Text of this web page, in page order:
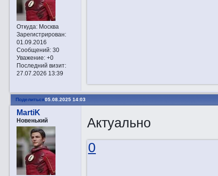
Откуда:Москва
Зарегистрирован:
01.09.2016
Сообщений:30
Уважение: +0
Последний визит:
27.07.2026 13:39
Поделиться05.08.2025 14:03
MartiK
Новенький
Актуально
0